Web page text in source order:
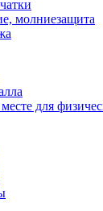
молниезащита
для